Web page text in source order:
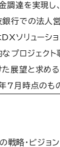
達を実現し
銀行での法人
DXソリュー
プロジェク
展望と求め
月時点のもの
戦略・ビジョ